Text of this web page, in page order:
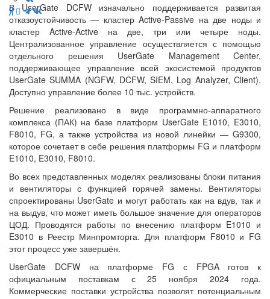
В UserGate DCFW изначально поддерживается развитая
отказоустойчивость — кластер Active-Passive на две ноды и
кластер Active-Active на две, три или четыре ноды.
Централизованное управление осуществляется с помощью
отдельного решения UserGate Management Center,
поддерживающее управление всей экосистемой продуктов
UserGate SUMMA (NGFW, DCFW, SIEM, Log Analyzer, Client).
Доступно управление более 10 тыс. устройств.
Решение реализовано в виде программно-аппаратного
комплекса (ПАК) на базе платформ UserGate E1010, E3010,
F8010, FG, а также устройства из новой линейки — G9300,
которое сочетает в себе решения платформы FG и платформ
E1010, E3010, F8010.
Во всех представленных моделях реализованы блоки питания
и вентиляторы с функцией горячей замены. Вентиляторы
спроектированы UserGate и могут работать как на вдув, так и
на выдув, что может иметь большое значение для операторов
ЦОД. Проводятся работы по внесению платформ E1010 и
E3010 в Реестр Минпромторга. Для платформ F8010 и FG
этот процесс уже завершён.
UserGate DCFW на платформе FG с FPGA готов к
официальным поставкам с 25 ноября 2024 года.
Коммерческие поставки устройства позволят потенциальным